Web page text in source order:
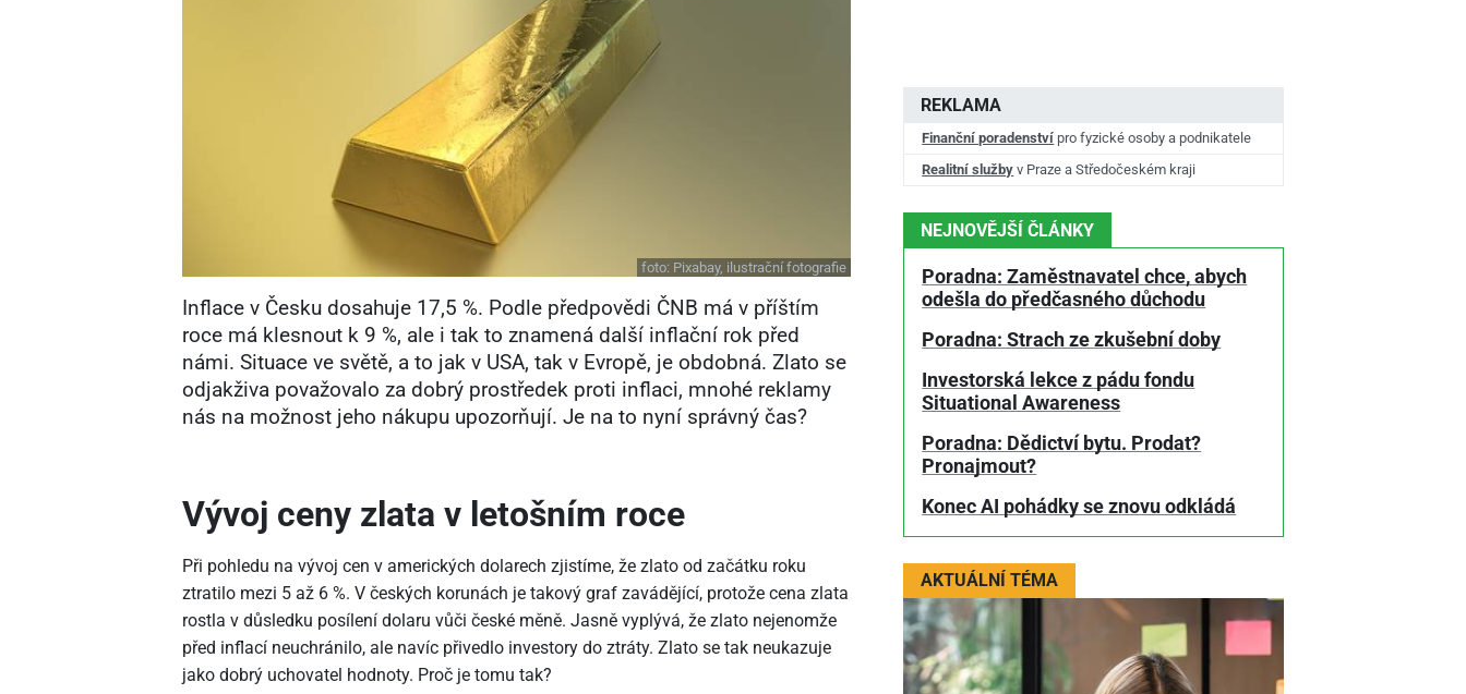
foto: Pixabay, ilustrační fotografie
Inflace v Česku dosahuje 17,5 %. Podle předpovědi ČNB má v příštím
roce má klesnout k 9 %, ale i tak to znamená další inflační rok před
námi. Situace ve světě, a to jak v USA, tak v Evropě, je obdobná. Zlato se
odjakživa považovalo za dobrý prostředek proti inflaci, mnohé reklamy
nás na možnost jeho nákupu upozorňují. Je na to nyní správný čas?
Vývoj ceny zlata v letošním roce
Při pohledu na vývoj cen v amerických dolarech zjistíme, že zlato od začátku roku
ztratilo mezi 5 až 6 %. V českých korunách je takový graf zavádějící, protože cena zlata
rostla v důsledku posílení dolaru vůči české měně. Jasně vyplývá, že zlato nejenomže
před inflací neuchránilo, ale navíc přivedlo investory do ztráty. Zlato se tak neukazuje
jako dobrý uchovatel hodnoty. Proč je tomu tak?
REKLAMA
Finanční poradenství pro fyzické osoby a podnikatele
Realitní služby v Praze a Středočeském kraji
NEJNOVĚJŠÍ ČLÁNKY
Poradna: Zaměstnavatel chce, abych
odešla do předčasného důchodu
Poradna: Strach ze zkušební doby
Investorská lekce z pádu fondu
Situational Awareness
Poradna: Dědictví bytu. Prodat?
Pronajmout?
Konec AI pohádky se znovu odkládá
AKTUÁLNÍ TÉMA